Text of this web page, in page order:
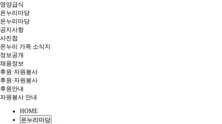
영양급식
온누리마당
온누리마당
공지사항
사진첩
온누리 가족 소식지
정보공개
채용정보
후원·자원봉사
후원·자원봉사
후원안내
자원봉사 안내
HOME
온누리마당